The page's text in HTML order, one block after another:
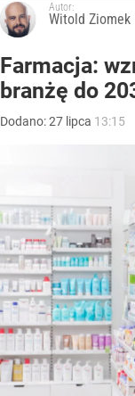
Autor:
Witold Ziomek
Farmacja:
branżę do
Dodano:27 lipca 13:15